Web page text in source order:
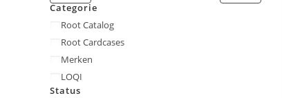
Categorie
Categorie
Root Catalog
Root Cardcases
Merken
LOQI
Status